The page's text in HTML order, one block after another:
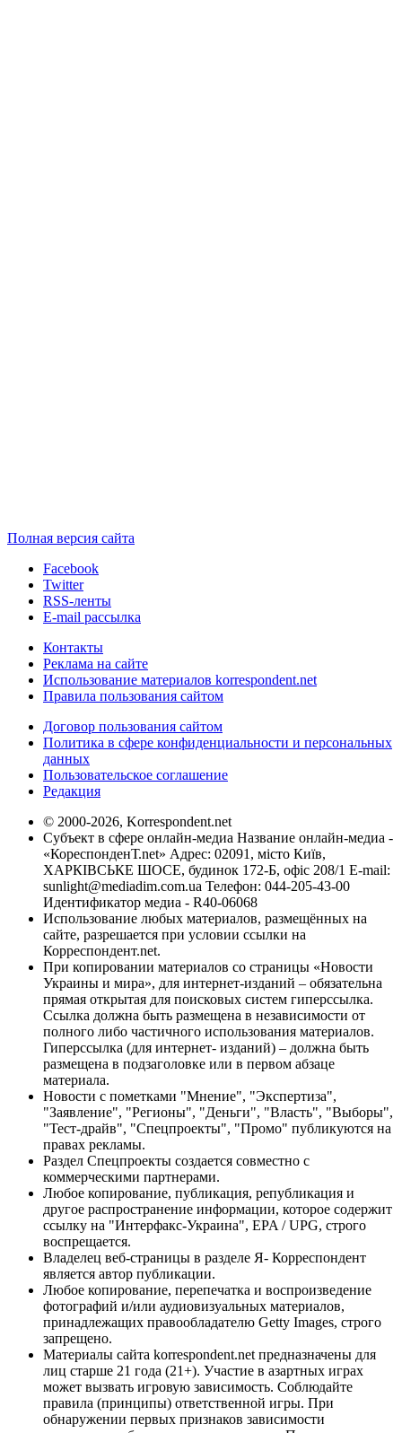
Полная версия сайта
Facebook
Twitter
RSS-ленты
E-mail рассылка
Контакты
Реклама на сайте
Использование материалов korrespondent.net
Правила пользования сайтом
Договор пользования сайтом
Политика в сфере конфиденциальности и персональных
данных
Пользовательское соглашение
Редакция
© 2000-2026, Korrespondent.net
Субъект в сфере онлайн-медиа Название онлайн-медиа -
«КореспонденТ.net» Адрес: 02091, місто Київ,
ХАРКІВСЬКЕ ШОСЕ, будинок 172-Б, офіс 208/1 E-mail:
sunlight@mediadim.com.ua Телефон: 044-205-43-00
Идентификатор медиа - R40-06068
Использование любых материалов, размещённых на
сайте, разрешается при условии ссылки на
Корреспондент.net.
При копировании материалов со страницы «Новости
Украины и мира», для интернет-изданий – обязательна
прямая открытая для поисковых систем гиперссылка.
Ссылка должна быть размещена в независимости от
полного либо частичного использования материалов.
Гиперссылка (для интернет- изданий) – должна быть
размещена в подзаголовке или в первом абзаце
материала.
Новости с пометками "Мнение", "Экспертиза",
"Заявление", "Регионы", "Деньги", "Власть", "Выборы",
"Тест-драйв", "Спецпроекты", "Промо" публикуются на
правах рекламы.
Раздел Спецпроекты создается совместно с
коммерческими партнерами.
Любое копирование, публикация, републикация и
другое распространение информации, которое содержит
ссылку на "Интерфакс-Украина", EPA / UPG, строго
воспрещается.
Владелец веб-страницы в разделе Я- Корреспондент
является автор публикации.
Любое копирование, перепечатка и воспроизведение
фотографий и/или аудиовизуальных материалов,
принадлежащих правообладателю Getty Images, строго
запрещено.
Материалы сайта korrespondent.net предназначены для
лиц старше 21 года (21+). Участие в азартных играх
может вызвать игровую зависимость. Соблюдайте
правила (принципы) ответственной игры. При
обнаружении первых признаков зависимости